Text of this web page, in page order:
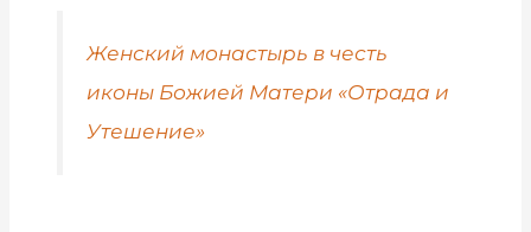
Женский монастырь в честь
иконы Божией Матери «Отрада и
Утешение»